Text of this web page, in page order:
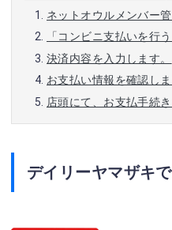
ネットオウルメンバー
「コンビニ支払いを行
決済内容を入力します。
お支払い情報を確認しま
店頭にて、お支払手続
デイリーヤマザキ